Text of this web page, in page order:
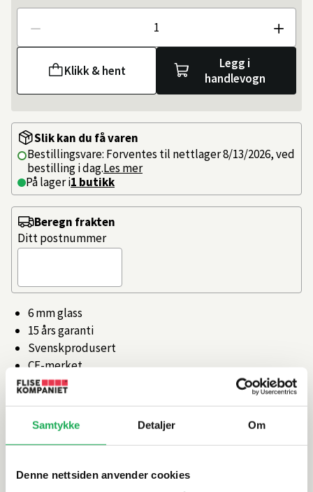
Samtykke Detaljer Om
Denne nettsiden anvender cookies
Antall
Klikk & hent
Legg i
handlevogn
Slik kan du få varen
Bestillingsvare: Forventes til nettlager 8/13/2026, ved
bestilling i dag.Les mer
På lager i1 butikk
6 mm glass
15 års garanti
Svenskprodusert
CE-merket
Svenskprodusert med 15 års garanti
Artikkelnr.101349687
Beregn frakten
Ditt postnummer